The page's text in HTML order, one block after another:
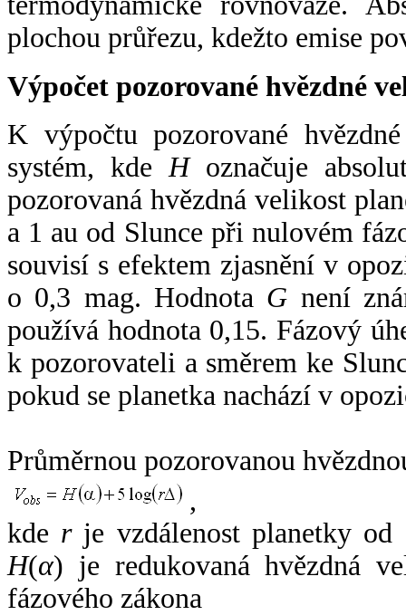
plochou průřezu, kdežto emise
Výpočet pozorované hvězdné
K výpočtu pozorované
systém, kde Hoznačuje
pozorovaná hvězdná velikost
a 1 au od Slunce při nulovém
souvisí s efektem zjasnění v
o 0,3 mag. Hodnota G není
používá hodnota 0,15. Fázový
k pozorovateli a směrem ke
pokud se planetka nachází v
Průměrnou pozorovanou
,
kde rje vzdálenost planetky od
H(α) je redukovaná hvězdná
fázového zákona